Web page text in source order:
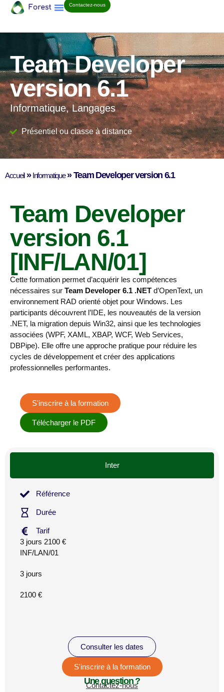
Contactez-nous
Team Developer
version 6.1
Informatique, Langages
Présentiel ou classe à distance
Accueil»Informatique»Team Developer version 6.1
Team Developer
version 6.1
[INF/LAN/01]
Cette formation permet d’acquérir les compétences
nécessaires sur Team Developer 6.1 .NET d’OpenText, un
environnement RAD orienté objet pour Windows. Les
participants découvrent l’IDE, les nouveautés de la version
.NET, la migration depuis Win32, ainsi que les technologies
associées (WPF, XAML, XBAP, WCF, Web Services,
DBPipe). Elle offre une approche pratique pour réduire les
cycles de développement et créer des applications
professionnelles performantes.
S'inscrire à la formation
Télécharger le PDF
Inter
Référence
Durée
Tarif
3 jours 2100 €
INF/LAN/01
3 jours
2100 €
Consulter les dates
S'inscrire à la formation
Une question ?
Contactez-nous